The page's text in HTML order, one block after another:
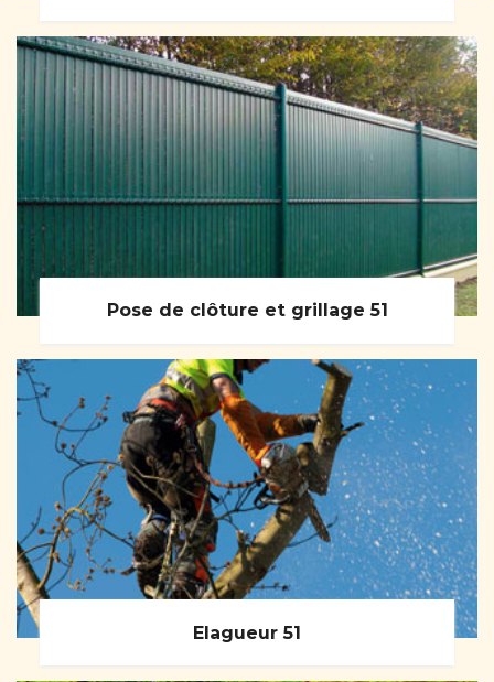
Pose de clôture et grillage 51
Elagueur 51